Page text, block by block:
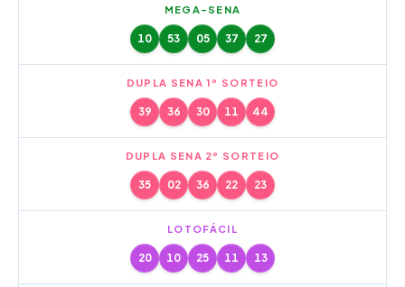
MEGA-SENA
10 53 05 37 27
DUPLA SENA 1º SORTEIO
39 36 30 11 44
DUPLA SENA 2º SORTEIO
35 02 36 22 23
LOTOFÁCIL
20 10 25 11 13